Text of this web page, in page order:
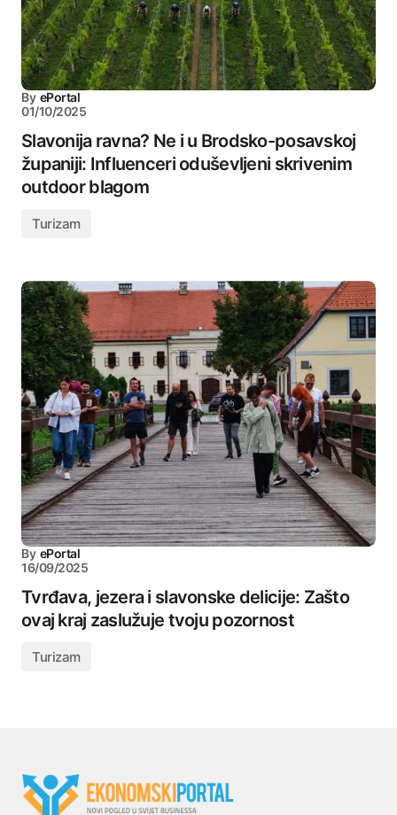
By ePortal
01/10/2025
Slavonija ravna? Ne i u Brodsko-posavskoj
županiji: Influenceri oduševljeni skrivenim
outdoor blagom
Turizam
By ePortal
16/09/2025
Tvrđava, jezera i slavonske delicije: Zašto
ovaj kraj zaslužuje tvoju pozornost
Turizam